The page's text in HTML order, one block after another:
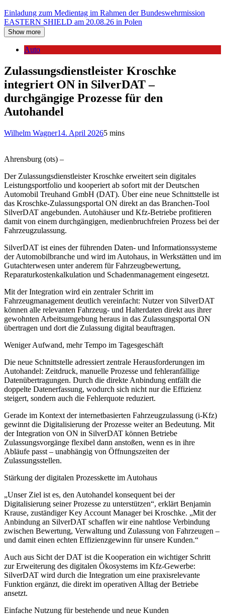
Einladung zum Medientag im Rahmen der Bundeswehrmission
EASTERN SHIELD am 20.08.26 in Polen
Show more
Auto
Zulassungsdienstleister Kroschke
integriert ON in SilverDAT –
durchgängige Prozesse für den
Autohandel
Wilhelm Wagner14. April 20265 mins
Ahrensburg (ots) –
Der Zulassungsdienstleister Kroschke erweitert sein digitales
Leistungsportfolio und kooperiert ab sofort mit der Deutschen
Automobil Treuhand GmbH (DAT). Über eine neue Schnittstelle ist
das Kroschke-Zulassungsportal ON direkt an das Branchen-Tool
SilverDAT angebunden. Autohäuser und Kfz-Betriebe profitieren
damit von einem durchgängigen, medienbruchfreien Prozess bei der
Fahrzeugzulassung.
SilverDAT ist eines der führenden Daten- und Informationssysteme
der Automobilbranche und wird im Autohaus, in Werkstätten und im
Gutachterwesen unter anderem für Fahrzeugbewertung,
Reparaturkostenkalkulation und Schadenmanagement eingesetzt.
Mit der Integration wird ein zentraler Schritt im
Fahrzeugmanagement deutlich vereinfacht: Nutzer von SilverDAT
können alle relevanten Fahrzeug- und Halterdaten direkt aus ihrer
gewohnten Arbeitsumgebung heraus in das Zulassungsportal ON
übertragen und dort die Zulassung digital beauftragen.
Weniger Aufwand, mehr Tempo im Tagesgeschäft
Die neue Schnittstelle adressiert zentrale Herausforderungen im
Autohandel: Zeitdruck, manuelle Prozesse und fehleranfällige
Datenübertragungen. Durch die direkte Anbindung entfällt die
doppelte Datenerfassung, wodurch sich nicht nur die Effizienz
steigert, sondern auch die Fehlerquote reduziert.
Gerade im Kontext der internetbasierten Fahrzeugzulassung (i-Kfz)
gewinnt die Digitalisierung der Prozesse weiter an Bedeutung. Mit
der Integration von ON in SilverDAT können Betriebe
Zulassungsvorgänge flexibel dann anstoßen, wenn es in ihre
Abläufe passt – unabhängig von Öffnungszeiten der
Zulassungsstellen.
Stärkung der digitalen Prozesskette im Autohaus
„Unser Ziel ist es, den Autohandel konsequent bei der
Digitalisierung seiner Prozesse zu unterstützen“, erklärt Benjamin
Krause, zuständiger Key Account Manager bei Kroschke. „Mit der
Anbindung an SilverDAT schaffen wir eine nahtlose Verbindung
zwischen Bewertung, Verwaltung und Zulassung von Fahrzeugen –
und damit einen echten Effizienzgewinn für unsere Kunden.“
Auch aus Sicht der DAT ist die Kooperation ein wichtiger Schritt
zur Erweiterung des digitalen Ökosystems im Kfz-Gewerbe:
SilverDAT wird durch die Integration um eine praxisrelevante
Funktion ergänzt, die direkt im operativen Alltag der Betriebe
ansetzt.
Einfache Nutzung für bestehende und neue Kunden